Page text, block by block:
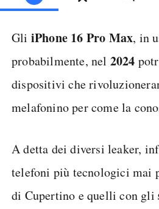
Gli iPhone 16 Pro Max, in
probabilmente, nel 2024
dispositivi che
melafonino per come la
A detta dei diversi leaker,
telefoni più tecnologici mai
di Cupertino e quelli con gli